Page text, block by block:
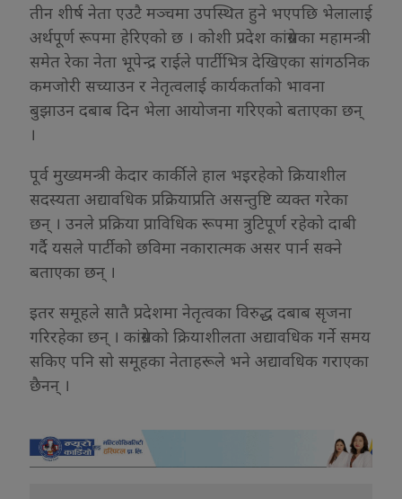
तीन शीर्ष नेता एउटै मञ्चमा उपस्थित हुने भएपछि भेलालाई
अर्थपूर्ण रूपमा हेरिएको छ । कोशी प्रदेश कांग्रेसका महामन्त्री
समेत रेका नेता भूपेन्द्र राईले पार्टीभित्र देखिएका सांगठनिक
कमजोरी सच्याउन र नेतृत्वलाई कार्यकर्ताको भावना
बुझाउन दबाब दिन भेला आयोजना गरिएको बताएका छन्
।
पूर्व मुख्यमन्त्री केदार कार्कीले हाल भइरहेको क्रियाशील
सदस्यता अद्यावधिक प्रक्रियाप्रति असन्तुष्टि व्यक्त गरेका
छन् । उनले प्रक्रिया प्राविधिक रूपमा त्रुटिपूर्ण रहेको दाबी
गर्दै यसले पार्टीको छविमा नकारात्मक असर पार्न सक्ने
बताएका छन् ।
इतर समूहले सातै प्रदेशमा नेतृत्वका विरुद्ध दबाब सृजना
गरिरहेका छन् । कांग्रेसको क्रियाशीलता अद्यावधिक गर्ने समय
सकिए पनि सो समूहका नेताहरूले भने अद्यावधिक गराएका
छैनन् ।